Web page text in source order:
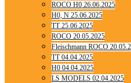
ROCO H0 26.06.2025
H0, N 25.06.2025
TT 25.06.2025
ROCO 20.05.2025
Fleischmann ROCO
TT 04.04.2025
H0 04.04.2025
LS MODELS 02.04.2025